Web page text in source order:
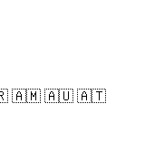
🇦🇲 🇦🇺 🇦🇹